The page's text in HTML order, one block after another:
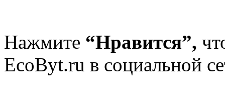
Нажмите “Нравится”,
EcoByt.ru в социальной